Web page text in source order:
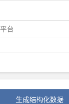
生成结构化数据